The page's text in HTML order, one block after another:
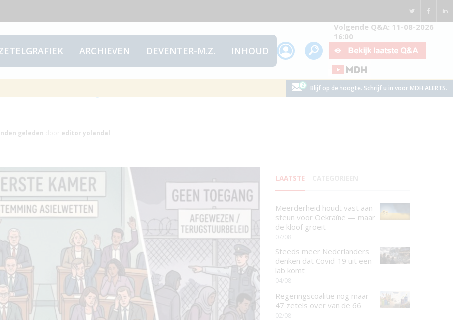
ARCHIEVEN DEVENTER-M.Z. INHOUD
Volgende Q&A: 11-08-2026
16:00
Blijf op de hoogte. Schrijf u in voor MDH ALERTS.
asielwetten
geleden
editor yolandal
LAATSTE
Meerderheid houdt vast aan
steun voor Oekraïne — maar
de kloof groeit
07/08
Steeds meer Nederlanders
denken dat Covid-19 uit een
lab komt
04/08
Regeringscoalitie nog maar
47 zetels over van de 66
02/08